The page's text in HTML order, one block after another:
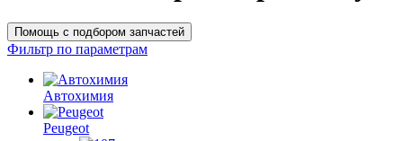
Помощь с подбором запчастей
Фильтр по параметрам
Автохимия
Peugeot